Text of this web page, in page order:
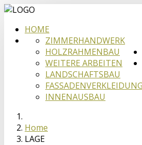
HOME
ZIMMERHANDWERK
HOLZRAHMENBAU
WEITERE ARBEITEN
LANDSCHAFTSBAU
FASSADENVERKLEIDUNG
INNENAUSBAU
Home
LAGE